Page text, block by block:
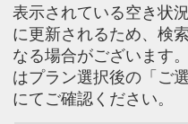
表示されている空き状
に更新されるため、検
なる場合がございます
はプラン選択後の「ご
にてご確認ください。